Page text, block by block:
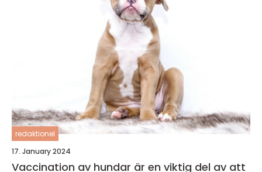
redaktionel
17. January 2024
Vaccination av hundar är en viktig del av att